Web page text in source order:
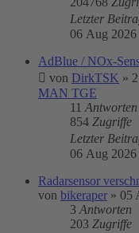
Letzter
06 Aug 2026
AdBlue / NOx-
von DirkTSK »
MAN TGE
11 Antworten
854 Zugriffe
Letzter
06 Aug 2026
Radarsensor
von bikeraper » 05
3 Antworten
203 Zugriffe